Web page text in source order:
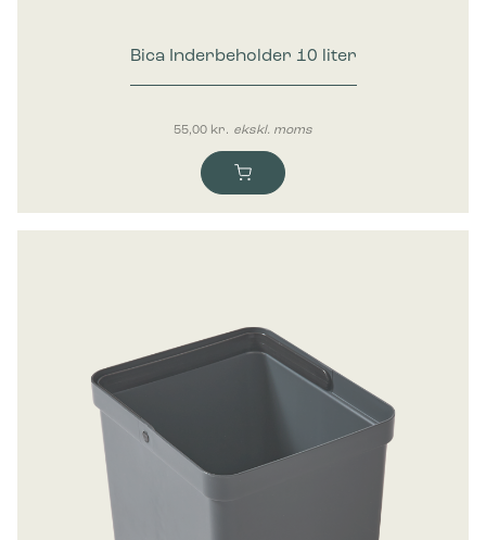
Bica Inderbeholder 10 liter
55,00 kr. ekskl. moms